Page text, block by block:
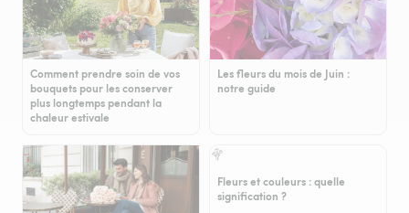
Comment prendre soin de vos
bouquets pour les conserver
plus longtemps pendant la
chaleur estivale
Les fleurs du mois de Juin :
notre guide
Fleurs et couleurs : quelle
signification ?